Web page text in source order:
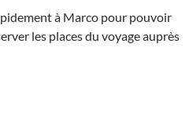
à Marco pour pouvoir
les places du voyage auprès